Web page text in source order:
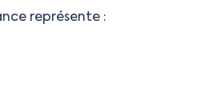
représente :